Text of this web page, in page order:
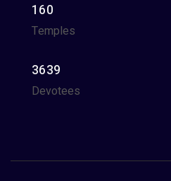
160
Temples
3639
Devotees